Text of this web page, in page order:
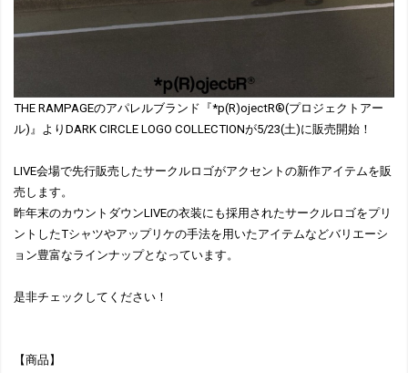
THE RAMPAGEのアパレルブランド『*p(R)ojectR®(プロジェクトアー
ル)』よりDARK CIRCLE LOGO COLLECTIONが5/23(土)に販売開始！
LIVE会場で先行販売したサークルロゴがアクセントの新作アイテムを販
売します。
昨年末のカウントダウンLIVEの衣装にも採用されたサークルロゴをプリ
ントしたTシャツやアップリケの手法を用いたアイテムなどバリエーシ
ョン豊富なラインナップとなっています。
是非チェックしてください！
【商品】